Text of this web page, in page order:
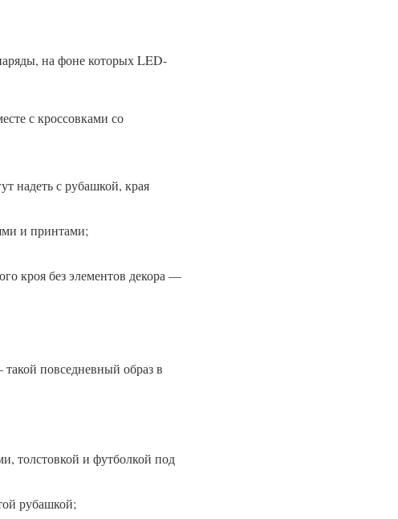
на фоне которых LED-
с кроссовками со
надеть с рубашкой, края
и принтами;
кроя без элементов декора —
повседневный образ в
толстовкой и футболкой под
рубашкой;